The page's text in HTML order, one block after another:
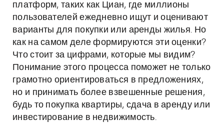
платформ, таких как Циан, где миллионы
пользователей ежедневно ищут и оценивают
варианты для покупки или аренды жилья. Но
как на самом деле формируются эти оценки?
Что стоит за цифрами, которые мы видим?
Понимание этого процесса поможет не только
грамотно ориентироваться в предложениях,
но и принимать более взвешенные решения,
будь то покупка квартиры, сдача в аренду или
инвестирование в недвижимость.